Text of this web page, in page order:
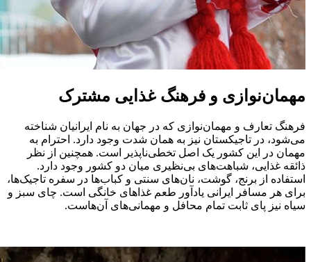
مهمان‌نوازی و فرهنگ غذایی مشترک
فرهنگ تعارف و مهمان‌نوازی که در جهان به نام ایرانیان شناخته
می‌شود، در تاجیکستان نیز به همان شدت وجود دارد. احترام به
مهمان در این کشور یک اصل تخطی‌ناپذیر است. همچنین از نظر
ذائقه غذایی، شباهت‌های بی‌نظیری میان دو کشور وجود دارد.
استفاده از برنج، گوشت، نان‌های سنتی و کباب‌ها در سفره تاجیک‌ها،
برای هر مسافر ایرانی یادآور طعم غذاهای خانگی است. چای سبز و
سیاه نیز پای ثابت تمام محافل و مهمانی‌های آن‌هاست.